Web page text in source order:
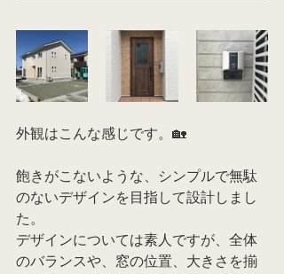
外観はこんな感じです。🏡
飽きがこないような、シンプルで無駄
のないデザインを目指して設計しまし
た。
デザインについては素人ですが、全体
のバランスや、窓の位置、大きさを揃